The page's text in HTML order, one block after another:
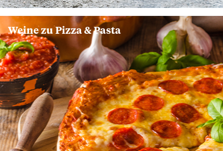
Weine zu Pizza & Pasta